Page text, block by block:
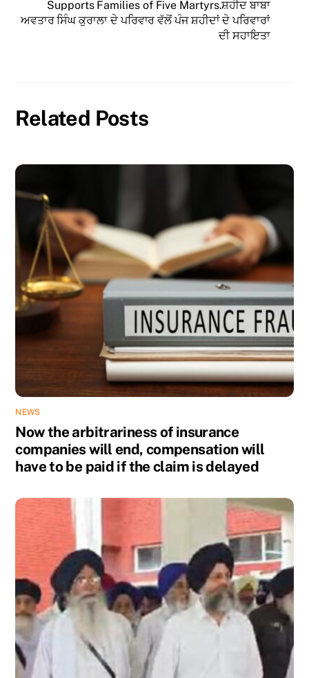
Supports Families of Five Martyrs.ਸ਼ਹੀਦ ਬਾਬਾ
ਅਵਤਾਰ ਸਿੰਘ ਕੁਰਾਲਾ ਦੇ ਪਰਿਵਾਰ ਵੱਲੋਂ ਪੰਜ ਸ਼ਹੀਦਾਂ ਦੇ ਪਰਿਵਾਰਾਂ
ਦੀ ਸਹਾਇਤਾ
Related Posts
NEWS
Now the arbitrariness of insurance
companies will end, compensation will
have to be paid if the claim is delayed